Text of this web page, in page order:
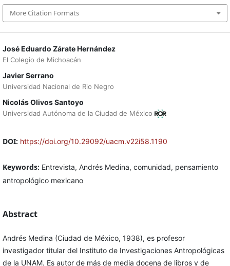
José Eduardo Zárate Hernández
El Colegio de Michoacán
Javier Serrano
Universidad Nacional de Rio Negro
Nicolás Olivos Santoyo
Universidad Autónoma de la Ciudad de México
DOI: https://doi.org/10.29092/uacm.v22i58.1190
Keywords: Entrevista, Andrés Medina, comunidad, pensamiento
antropológico mexicano
Abstract
Andrés Medina (Ciudad de México, 1938), es profesor
investigador titular del Instituto de Investigaciones Antropológicas
de la UNAM. Es autor de más de media docena de libros y de
More Citation Formats